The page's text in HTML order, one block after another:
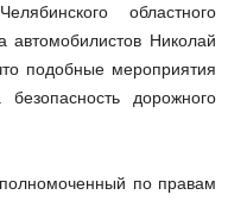
областного
автомобилистов Николай
подобные мероприятия
дорожного
по правам